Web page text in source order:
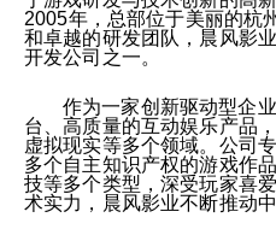
2005年，总部位于美丽的杭
和卓越的研发团队，晨风影
开发公司之一。
作为一家创新驱动型企
台、高质量的互动娱乐产品
虚拟现实等多个领域。公司
多个自主知识产权的游戏作
技等多个类型，深受玩家喜
术实力，晨风影业不断推动